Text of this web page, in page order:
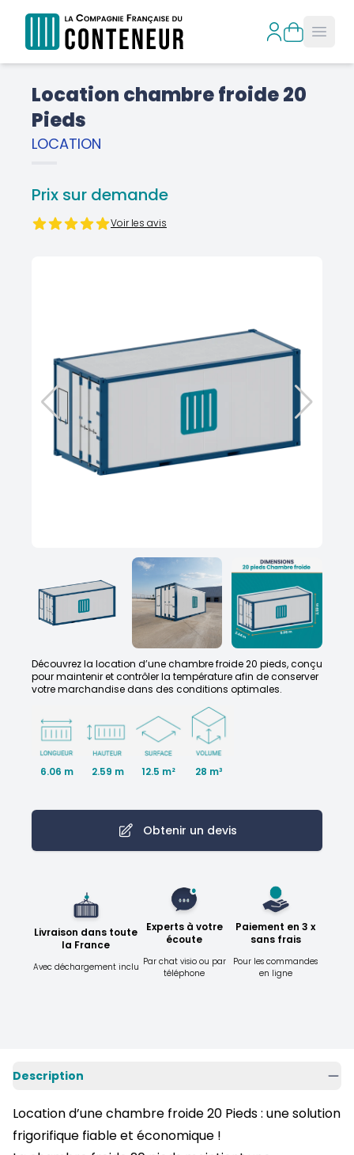
Location chambre froide 20
Pieds
LOCATION
Prix sur demande
Voir les avis
Découvrez la location d’une chambre froide 20 pieds, conçu
pour maintenir et contrôler la température afin de conserver
votre marchandise dans des conditions optimales.
6.06 m 2.59 m 12.5 m² 28 m³
Obtenir un devis
Livraison dans toute
la France
Avec déchargement inclu
Experts à votre
écoute
Par chat visio ou par
téléphone
Paiement en 3 x
sans frais
Pour les commandes
en ligne
Description
Location d’une chambre froide 20 Pieds : une solution
frigorifique fiable et économique !